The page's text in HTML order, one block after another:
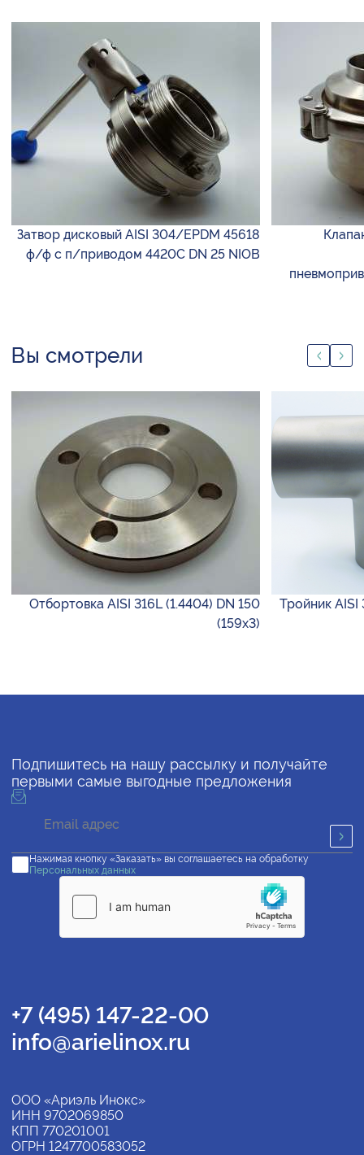
Затвор дисковый AISI 304/EPDM 45618
ф/ф с п/приводом 4420C DN 25 NIOB
Вы смотрели
Отбортовка AISI 316L (1.4404) DN 150
(159х3)
Тройник
Подпишитесь на нашу рассылку и получайте
первыми самые выгодные предложения
Нажимая кнопку «Заказать» вы соглашаетесь на обработку
Персональных данных
+7 (495) 147-22-00
info@arielinox.ru
ООО «Ариэль Инокс»
ИНН 9702069850
КПП 770201001
ОГРН 1247700583052